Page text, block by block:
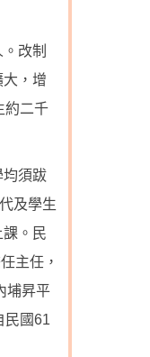
改制
，增
約二千
均須跋
及學生
。民
主任，
埔昇平
民國61